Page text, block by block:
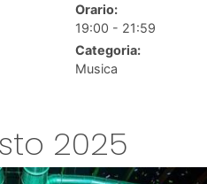
Orario:
19:00 - 21:59
Categoria:
Musica
2025